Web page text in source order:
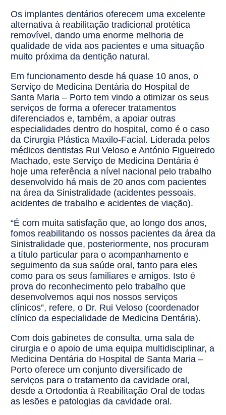
Os implantes dentários oferecem uma excelente
alternativa à reabilitação tradicional protética
removível, dando uma enorme melhoria de
qualidade de vida aos pacientes e uma situação
muito próxima da dentição natural.
Em funcionamento desde há quase 10 anos, o
Serviço de Medicina Dentária do Hospital de
Santa Maria – Porto tem vindo a otimizar os seus
serviços de forma a oferecer tratamentos
diferenciados e, também, a apoiar outras
especialidades dentro do hospital, como é o caso
da Cirurgia Plástica Maxilo-Facial. Liderada pelos
médicos dentistas Rui Veloso e António Figueiredo
Machado, este Serviço de Medicina Dentária é
hoje uma referência a nível nacional pelo trabalho
desenvolvido há mais de 20 anos com pacientes
na área da Sinistralidade (acidentes pessoais,
acidentes de trabalho e acidentes de viação).
“É com muita satisfação que, ao longo dos anos,
fomos reabilitando os nossos pacientes da área da
Sinistralidade que, posteriormente, nos procuram
a título particular para o acompanhamento e
seguimento da sua saúde oral, tanto para eles
como para os seus familiares e amigos. Isto é
prova do reconhecimento pelo trabalho que
desenvolvemos aqui nos nossos serviços
clínicos”, refere, o Dr. Rui Veloso (coordenador
clínico da especialidade de Medicina Dentária).
Com dois gabinetes de consulta, uma sala de
cirurgia e o apoio de uma equipa multidisciplinar, a
Medicina Dentária do Hospital de Santa Maria –
Porto oferece um conjunto diversificado de
serviços para o tratamento da cavidade oral,
desde a Ortodontia à Reabilitação Oral de todas
as lesões e patologias da cavidade oral.